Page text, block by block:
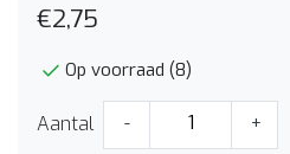
€2,75
Op voorraad (8)
Aantal - +